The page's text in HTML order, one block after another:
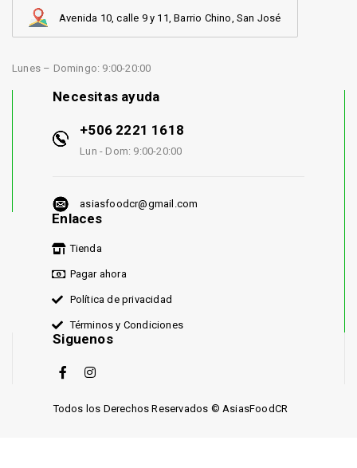
Avenida 10, calle 9 y 11, Barrio Chino, San José
Lunes – Domingo: 9:00-20:00
Necesitas ayuda
+506 2221 1618
Lun - Dom: 9:00-20:00
asiasfoodcr@gmail.com
Enlaces
Tienda
Pagar ahora
Política de privacidad
Términos y Condiciones
Siguenos
Todos los Derechos Reservados © AsiasFoodCR